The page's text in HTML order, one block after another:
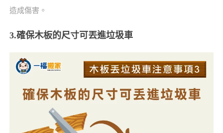
造成傷害。
3.確保木板的尺寸可丟進垃圾車